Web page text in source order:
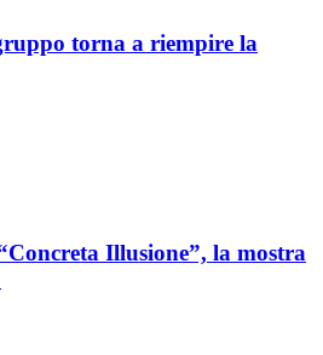
torna a riempire la
Illusione”, la mostra